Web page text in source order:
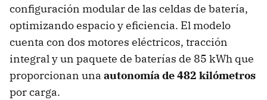
configuración modular de las celdas de batería,
optimizando espacio y eficiencia. El modelo
cuenta con dos motores eléctricos, tracción
integral y un paquete de baterías de 85 kWh que
proporcionan una autonomía de 482 kilómetros
por carga.